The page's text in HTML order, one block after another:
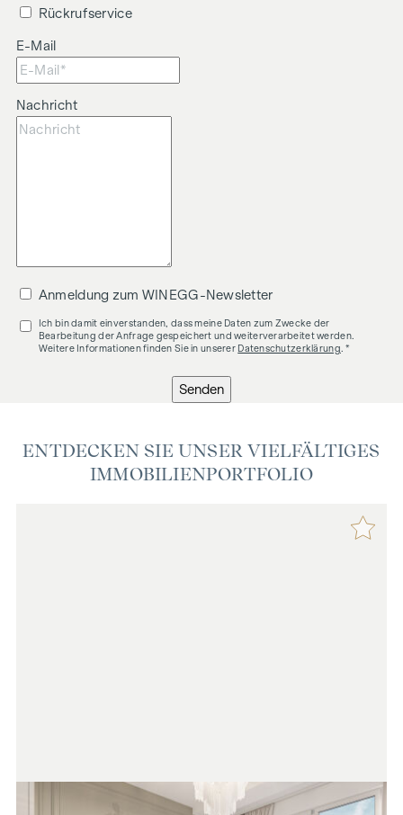
Rückrufservice
E-Mail
Nachricht
Anmeldung zum WINEGG-Newsletter
Ich bin damit einverstanden, dass meine Daten zum Zwecke der
Bearbeitung der Anfrage gespeichert und weiterverarbeitet werden.
Weitere Informationen finden Sie in unserer Datenschutzerklärung . *
Senden
ENTDECKEN SIE UNSER VIELFÄLTIGES
IMMOBILIENPORTFOLIO